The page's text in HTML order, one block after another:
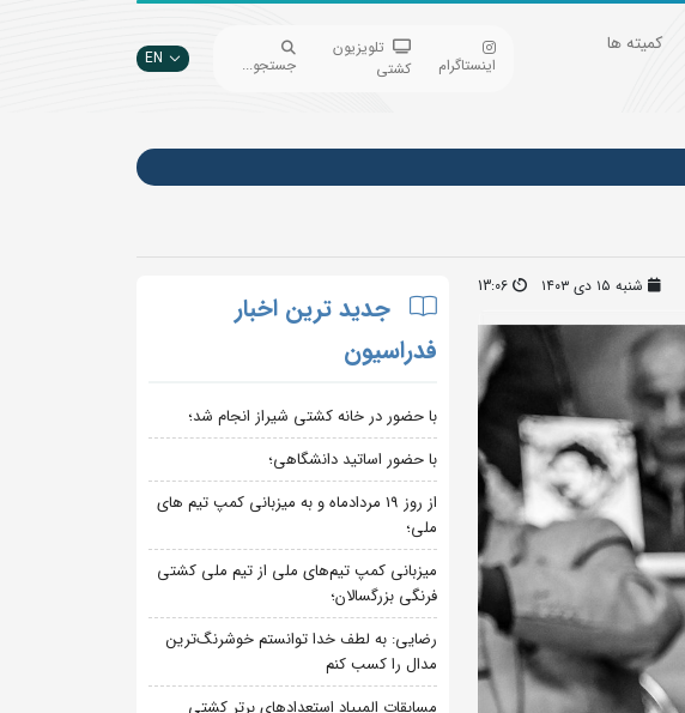
کمیته ها
اینستاگرام
تلویزیون
کشتی
جستجو... EN
شنبه ۱۵ دی ۱۴۰۳ 13:06
جدید ترین اخبار
فدراسیون
با حضور در خانه کشتی شیراز انجام شد؛
با حضور اساتید دانشگاهی؛
از روز 19 مردادماه و به میزبانی کمپ تیم های
ملی؛
میزبانی کمپ تیم‌های ملی از تیم ملی کشتی
فرنگی بزرگسالان؛
رضایی: به لطف خدا توانستم خوشرنگ‌ترین
مدال را کسب کنم
مسابقات المپیاد استعدادهای برتر کشتی